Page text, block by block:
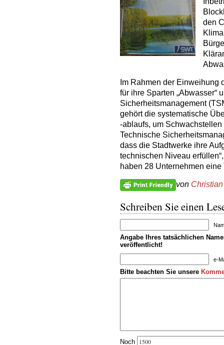
den
Im Rahmen der Einweihung
für ihre Sparten „Abwasser“
Sicherheitsmanagement
gehört die systematische
-ablaufs, um
Technische
dass die Stadtwerke ihre
technischen Niveau
haben 28 Unternehmen
von
Schreiben Sie einen
Angabe Ihres tatsächlichen
veröffentlicht!
e-
Bitte beachten Sie unsere
Noch